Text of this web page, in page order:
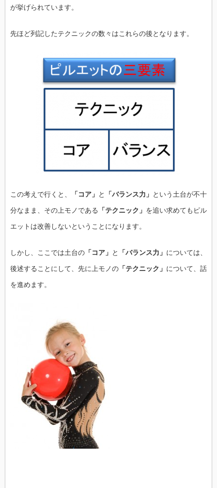
が挙げられています。
先ほど列記したテクニックの数々はこれらの後となります。
この考えで行くと、 「コア」 と 「バランス力」 という土台が不十
分なまま、その上モノである 「テクニック」 を追い求めてもピル
エットは改善しないということになります。
しかし、ここでは土台の 「コア」 と 「バランス力」 については、
後述することにして、先に上モノの 「テクニック」 について、話
を進めます。